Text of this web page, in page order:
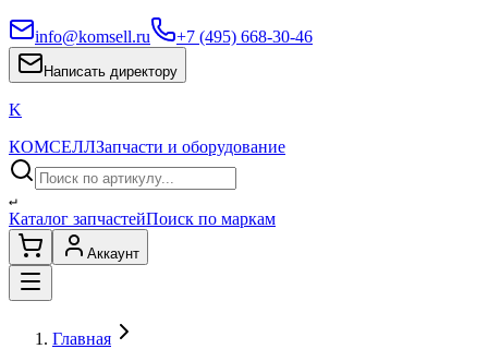
info@komsell.ru +7 (495) 668-30-46
Написать директору
K
КОМСЕЛЛЗапчасти и оборудование
↵
Каталог запчастейПоиск по маркам
Аккаунт
Главная